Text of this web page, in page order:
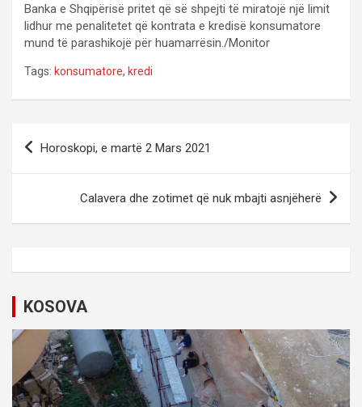
Banka e Shqipërisë pritet që së shpejti të miratojë një limit
lidhur me penalitetet që kontrata e kredisë konsumatore
mund të parashikojë për huamarrësin./Monitor
Tags: konsumatore, kredi
v
i
g
t
Horoskopi, e martë 2 Mars 2021
Calavera dhe zotimet që nuk mbajti asnjëherë
KOSOVA